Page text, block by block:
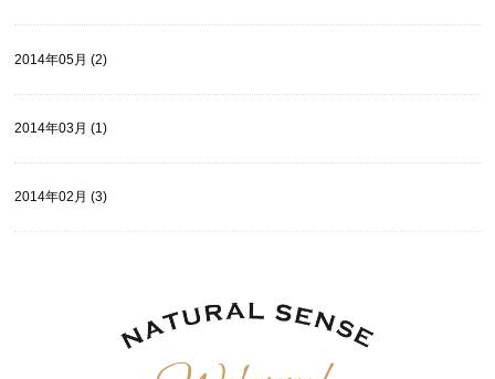
2014年05月 (2)
2014年03月 (1)
2014年02月 (3)